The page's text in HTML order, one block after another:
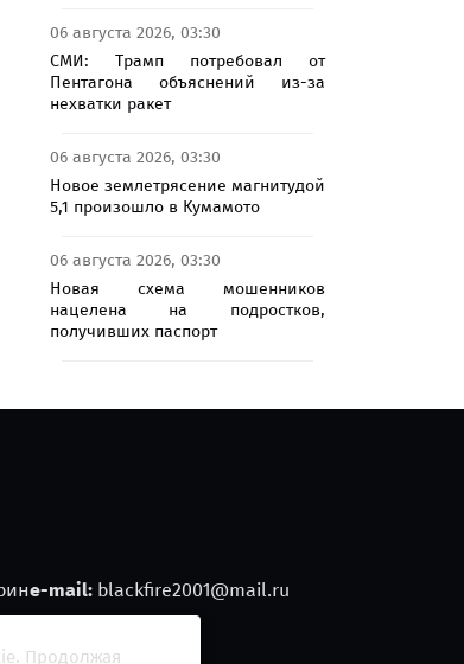
06 августа 2026, 03:30
СМИ: Трамп потребовал от
Пентагона объяснений из-за
нехватки ракет
06 августа 2026, 03:30
Новое землетрясение магнитудой
5,1 произошло в Кумамото
06 августа 2026, 03:30
Новая схема мошенников
нацелена на подростков,
получивших паспорт
e-mail: blackfire2001@mail.ru
Продолжая